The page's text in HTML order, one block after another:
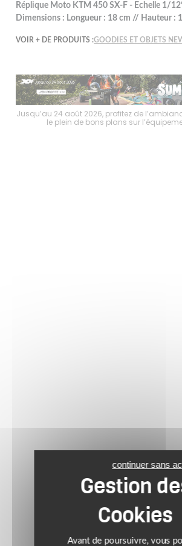
Réplique Moto KTM 450 SX-F - Echelle 1/
Dimensions : Longueur : 18 cm // Hauteur :
VOIR + DE PRODUITS :GOODIES ET OBJETS
Jusqu’au 24 août 2026, profitez de
le plein de bons plans sur
Avant de poursuivre, vous
continuer sans